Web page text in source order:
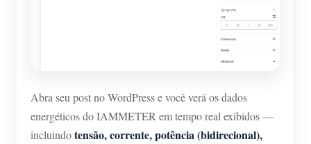
Abra seu post no WordPress e você verá os dados
energéticos do IAMMETER em tempo real exibidos —
incluindotensão, corrente, potência (bidirecional),